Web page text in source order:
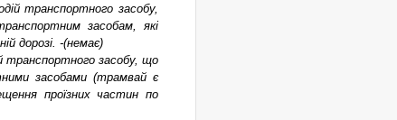
транспортного засобу,
засобам, які
дорозі. -(немає)
транспортного засобу, що
засобами (трамвай є
проїзних частин по